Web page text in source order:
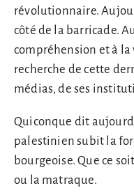
révolutionnaire.
côté de la barricade.
compréhension et à
recherche de cette
médias, de ses
Quiconque dit
palestinien subit la
bourgeoise. Que ce
ou la matraque.